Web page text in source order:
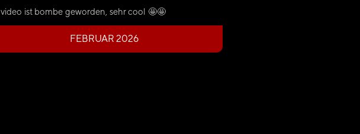
video ist bombe geworden, sehr cool 🤩🤩
FEBRUAR 2026